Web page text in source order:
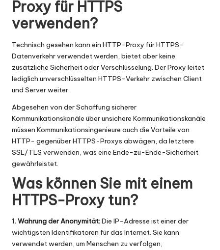
Proxy für HTTPS
verwenden?
Technisch gesehen kann ein HTTP-Proxy für HTTPS-
Datenverkehr verwendet werden, bietet aber keine
zusätzliche Sicherheit oder Verschlüsselung. Der Proxy leitet
lediglich unverschlüsselten HTTPS-Verkehr zwischen Client
und Server weiter.
Abgesehen von der Schaffung sicherer
Kommunikationskanäle über unsichere Kommunikationskanäle
müssen Kommunikationsingenieure auch die Vorteile von
HTTP- gegenüber HTTPS-Proxys abwägen, da letztere
SSL/TLS verwenden, was eine Ende-zu-Ende-Sicherheit
gewährleistet.
Was können Sie mit einem
HTTPS-Proxy tun?
1. Wahrung der Anonymität:Die IP-Adresse ist einer der
wichtigsten Identifikatoren für das Internet. Sie kann
verwendet werden, um Menschen zu verfolgen,